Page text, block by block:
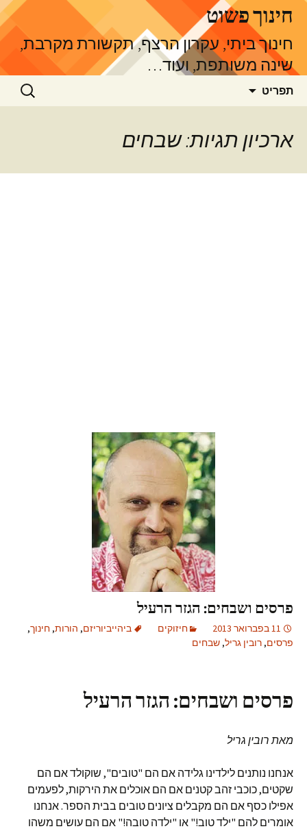
לדלג
לתוכןחינוך פשוט
חינוך ביתי, עקרון הרצף, תקשורת מקרבת,
שינה משותפת, ועוד…
תפריט חיפוש:
ארכיון תגיות: שבחים
פרסים ושבחים: הגזר הרעיל
11 בפברואר 2013 חיזוקים ביהייביוריזם, הורות, חינוך,
פרסים, רובין גריל, שבחים
פרסים ושבחים: הגזר הרעיל
מאת רובין גריל
אנחנו נותנים לילדינו גלידה אם הם "טובים", שוקולד אם הם
שקטים, כוכבי זהב קטנים אם הם אוכלים את הירקות, לפעמים
אפילו כסף אם הם מקבלים ציונים טובים בבית הספר. אנחנו
אומרים להם "ילד טוב!" או "ילדה טובה!" אם הם עושים משהו